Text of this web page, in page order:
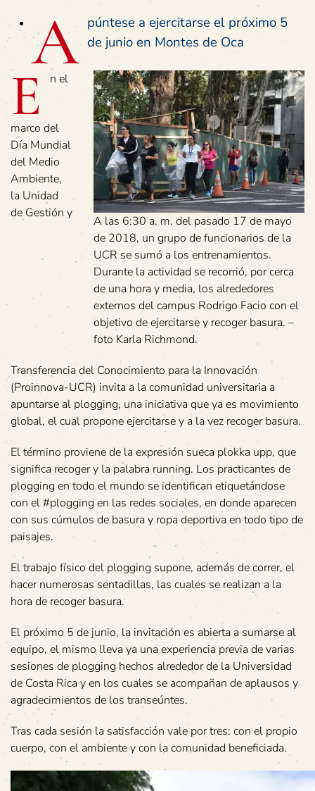
A púntese a ejercitarse el próximo 5
de junio en Montes de Oca
A las 6:30 a. m. del pasado 17 de mayo
de 2018, un grupo de funcionarios de la
UCR se sumó a los entrenamientos.
Durante la actividad se recorrió, por cerca
de una hora y media, los alrededores
externos del campus Rodrigo Facio con el
objetivo de ejercitarse y recoger basura. –
foto Karla Richmond.
E n el
marco del
Día Mundial
del Medio
Ambiente,
la Unidad
de Gestión y
Transferencia del Conocimiento para la Innovación
(Proinnova-UCR) invita a la comunidad universitaria a
apuntarse al plogging, una iniciativa que ya es movimiento
global, el cual propone ejercitarse y a la vez recoger basura.
El término proviene de la expresión sueca plokka upp, que
significa recoger y la palabra running. Los practicantes de
plogging en todo el mundo se identifican etiquetándose
con el #plogging en las redes sociales, en donde aparecen
con sus cúmulos de basura y ropa deportiva en todo tipo de
paisajes.
El trabajo físico del plogging supone, además de correr, el
hacer numerosas sentadillas, las cuales se realizan a la
hora de recoger basura.
El próximo 5 de junio, la invitación es abierta a sumarse al
equipo, el mismo lleva ya una experiencia previa de varias
sesiones de plogging hechos alrededor de la Universidad
de Costa Rica y en los cuales se acompañan de aplausos y
agradecimientos de los transeúntes.
Tras cada sesión la satisfacción vale por tres: con el propio
cuerpo, con el ambiente y con la comunidad beneficiada.